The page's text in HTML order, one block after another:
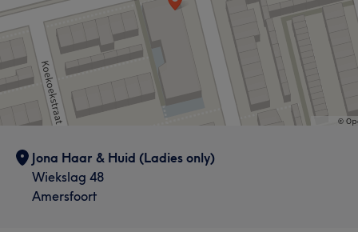
Jona Haar & Huid (Ladies only)
Wiekslag 48
Amersfoort